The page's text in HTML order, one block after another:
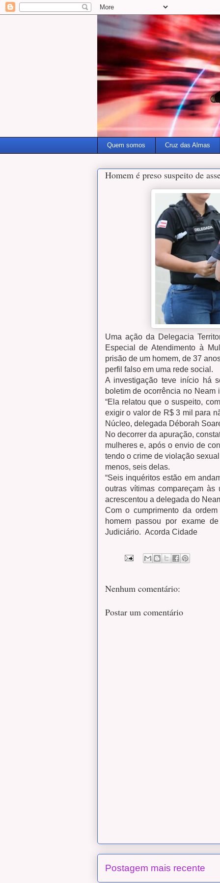
Quem somos Cruz das Almas
Homem é preso suspeito de
Uma ação da Delegacia
Especial de Atendimento à
prisão de um homem, de 37
perfil falso em uma rede social.
A investigação teve início há
boletim de ocorrência no Neam
“Ela relatou que o suspeito,
exigir o valor de R$ 3 mil para
Núcleo, delegada Déborah
No decorrer da apuração,
mulheres e, após o envio de
tendo o crime de violação
menos, seis delas.
“Seis inquéritos estão em
outras vítimas compareçam
acrescentou a delegada do
Com o cumprimento da
homem passou por exame
Judiciário. Acorda Cidade
Nenhum comentário:
Postar um comentário
Postagem mais recente